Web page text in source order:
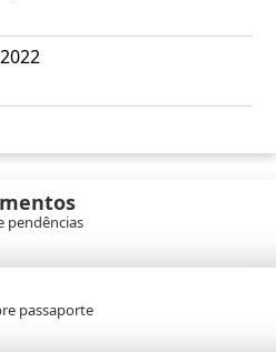
pendências
passaporte